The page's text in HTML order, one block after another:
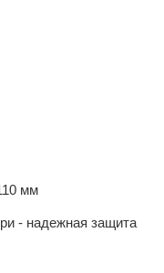
мм
- надежная защита